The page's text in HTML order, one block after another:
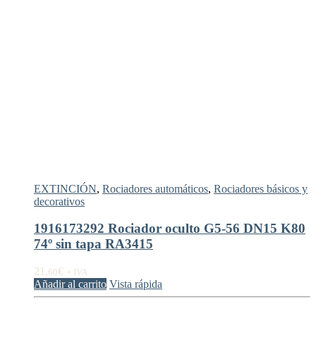
EXTINCIÓN, Rociadores automáticos, Rociadores básicos y
decorativos
1916173292 Rociador oculto G5-56 DN15 K80
74º sin tapa RA3415
21,60€ + IVA
Añadir al carrito Vista rápida